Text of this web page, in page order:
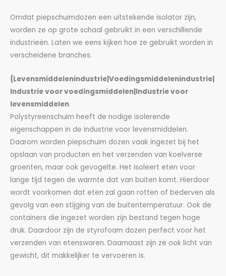
Omdat piepschuimdozen een uitstekende isolator zijn,
worden ze op grote schaal gebruikt in een verschillende
industrieën. Laten we eens kijken hoe ze gebruikt worden in
verscheidene branches.
{Levensmiddelenindustrie|Voedingsmiddelenindustrie|
Industrie voor voedingsmiddelen|Industrie voor
levensmiddelen
Polystyreenschuim heeft de nodige isolerende
eigenschappen in de industrie voor levensmiddelen.
Daarom worden piepschuim dozen vaak ingezet bij het
opslaan van producten en het verzenden van koelverse
groenten, maar ook gevogelte. Het isoleert eten voor
lange tijd tegen de warmte dat van buiten komt. Hierdoor
wordt voorkomen dat eten zal gaan rotten of bederven als
gevolg van een stijging van de buitentemperatuur. Ook de
containers die ingezet worden zijn bestand tegen hoge
druk. Daardoor zijn de styrofoam dozen perfect voor het
verzenden van etenswaren. Daarnaast zijn ze ook licht van
gewicht, dit makkelijker te vervoeren is.